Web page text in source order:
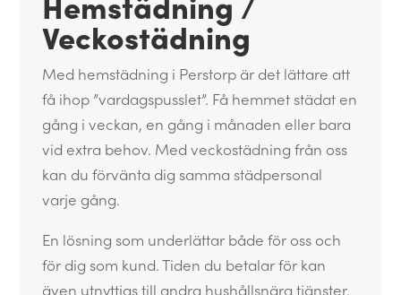
Veckostädning
Med hemstädning i Perstorp är det lättare att
få ihop ”vardagspusslet”. Få hemmet städat en
gång i veckan, en gång i månaden eller bara
vid extra behov. Med veckostädning från oss
kan du förvänta dig samma städpersonal
varje gång.
En lösning som underlättar både för oss och
för dig som kund. Tiden du betalar för kan
även utnyttjas till andra hushållsnära tjänster.